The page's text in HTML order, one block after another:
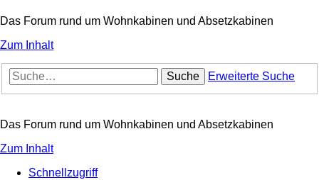
Das Forum rund um Wohnkabinen und Absetzkabinen
Zum Inhalt
Suche Erweiterte Suche
Das Forum rund um Wohnkabinen und Absetzkabinen
Zum Inhalt
Schnellzugriff